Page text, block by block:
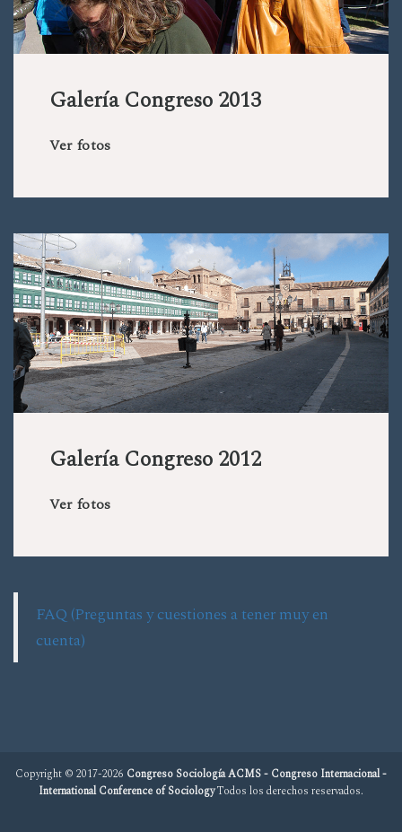
Galería Congreso 2013
Ver fotos
Galería Congreso 2012
Ver fotos
FAQ (Preguntas y cuestiones a tener muy en
cuenta)
Copyright © 2017-2026 Congreso Sociología ACMS - Congreso Internacional -
International Conference of SociologyTodos los derechos reservados.